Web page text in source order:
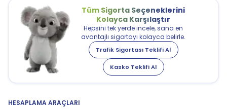
Tüm Sigorta Seçeneklerini
Kolayca Karşılaştır
Hepsini tek yerde incele, sana en
avantajlı sigortayı kolayca belirle.
Trafik Sigortası Teklifi Al
Kasko Teklifi Al
HESAPLAMA ARAÇLARI